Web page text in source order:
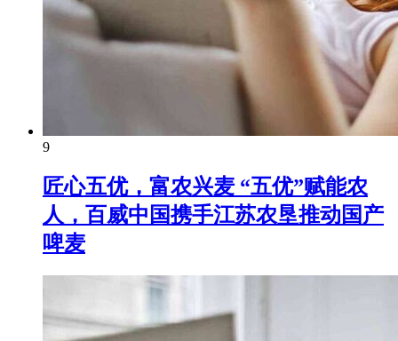
9
匠心五优，富农兴麦 “五优”赋能农
人，百威中国携手江苏农垦推动国产
啤麦